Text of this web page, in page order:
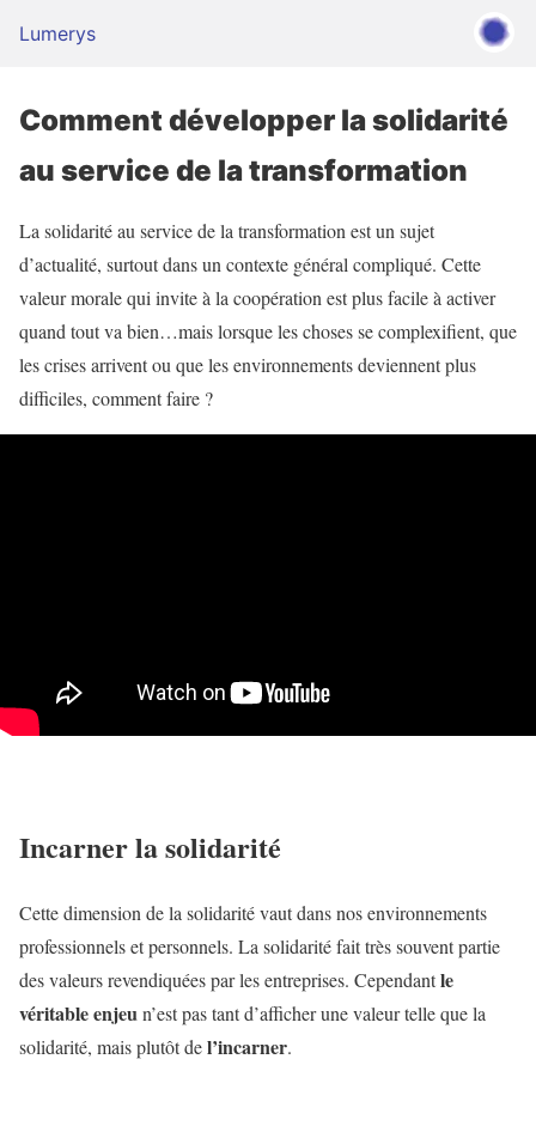
Lumerys
Comment développer la solidarité
au service de la transformation
La solidarité au service de la transformation est un sujet
d’actualité, surtout dans un contexte général compliqué. Cette
valeur morale qui invite à la coopération est plus facile à activer
quand tout va bien…mais lorsque les choses se complexifient, que
les crises arrivent ou que les environnements deviennent plus
difficiles, comment faire ?
Incarner la solidarité
Cette dimension de la solidarité vaut dans nos environnements
professionnels et personnels. La solidarité fait très souvent partie
des valeurs revendiquées par les entreprises. Cependantle
véritable enjeu n’est pas tant d’afficher une valeur telle que la
solidarité, mais plutôt del’incarner.